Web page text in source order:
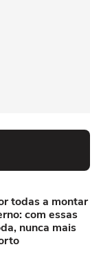
todas a montar
com essas
nunca mais